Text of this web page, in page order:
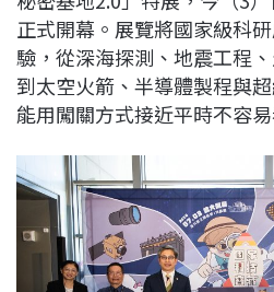
k
n
k
正式開幕。展覽將國家級科
驗，從深海探測、地震工程
到太空火箭、半導體製程與
能用闖關方式接近平時不容